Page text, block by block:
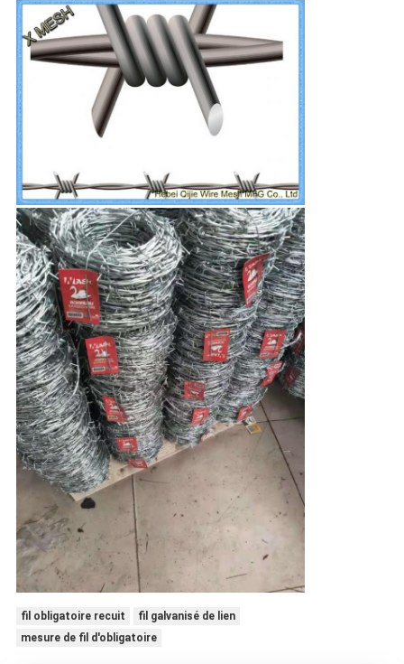
fil obligatoire recuit
fil galvanisé de lien
mesure de fil d'obligatoire